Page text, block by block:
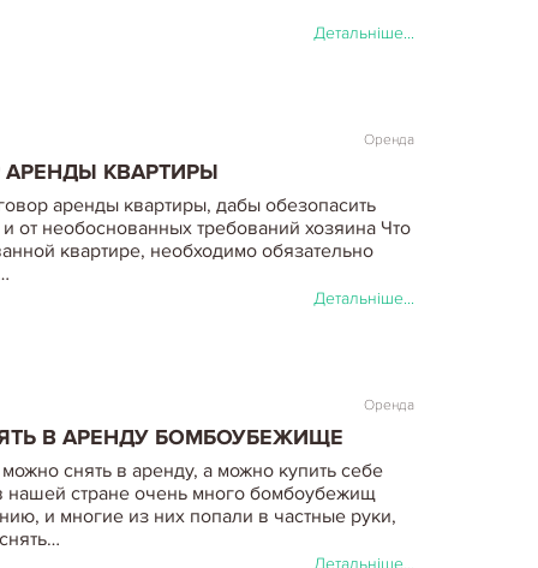
Детальніше...
Оренда
КВАРТИРЫ
аренды квартиры, дабы обезопасить
от необоснованных требований хозяина Что
квартире, необходимо обязательно
Детальніше...
Оренда
В АРЕНДУ БОМБОУБЕЖИЩЕ
снять в аренду, а можно купить себе
нашей стране очень много бомбоубежищ
и многие из них попали в частные руки,